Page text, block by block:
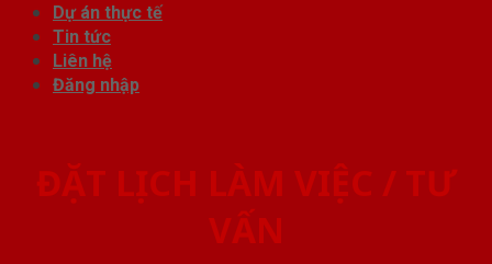
Dự án thực tế
Tin tức
Liên hệ
Đăng nhập
ĐẶT LỊCH LÀM VIỆC / TƯ
VẤN